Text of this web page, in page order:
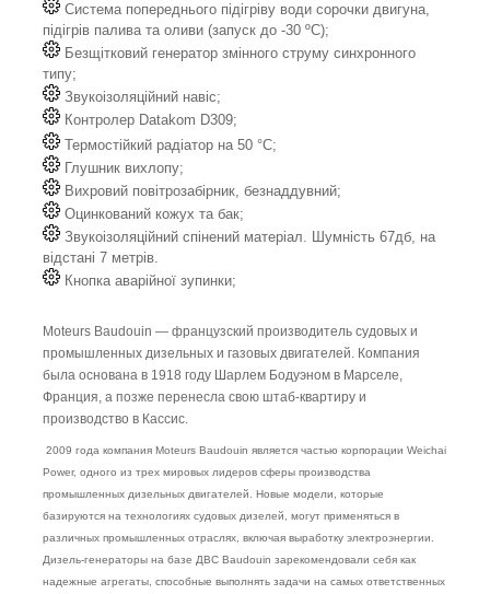
Система попереднього підігріву води сорочки двигуна,
підігрів палива та оливи (запуск до -30 ºС);
Безщітковий генератор змінного струму синхронного
типу;
Звукоізоляційний навіс;
Контролер Datakom D309;
Термостійкий радіатор на 50 °C;
Глушник вихлопу;
Вихровий повітрозабірник, безнаддувний;
Оцинкований кожух та бак;
Звукоізоляційний спінений матеріал. Шумність 67дб, на
відстані 7 метрів.
Кнопка аварійної зупинки;
Moteurs Baudouin — французский производитель судовых и
промышленных дизельных и газовых двигателей. Компания
была основана в 1918 году Шарлем Бодуэном в Марселе,
Франция, а позже перенесла свою штаб-квартиру и
производство в Кассис.
2009 года компания Moteurs Baudouin является частью корпорации Weichai
Power, одного из трех мировых лидеров сферы производства
промышленных дизельных двигателей. Новые модели, которые
базируются на технологиях судовых дизелей, могут применяться в
различных промышленных отраслях, включая выработку электроэнергии.
Дизель-генераторы на базе ДВС Baudouin зарекомендовали себя как
надежные агрегаты, способные выполнять задачи на самых ответственных